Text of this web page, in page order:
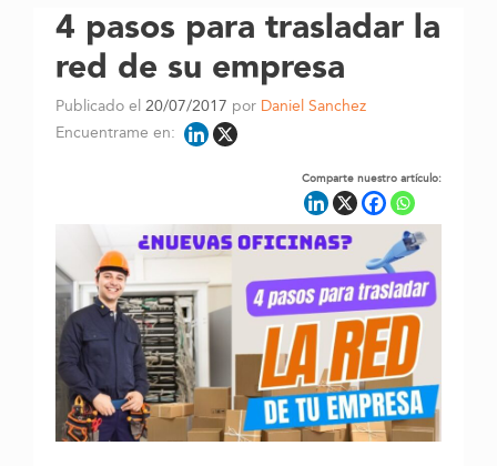
4 pasos para trasladar la
red de su empresa
Publicado el20/07/2017 por Daniel Sanchez
Encuentrame en:
Comparte nuestro artículo: